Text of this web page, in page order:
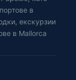
в
екскурзии
в Mallorca